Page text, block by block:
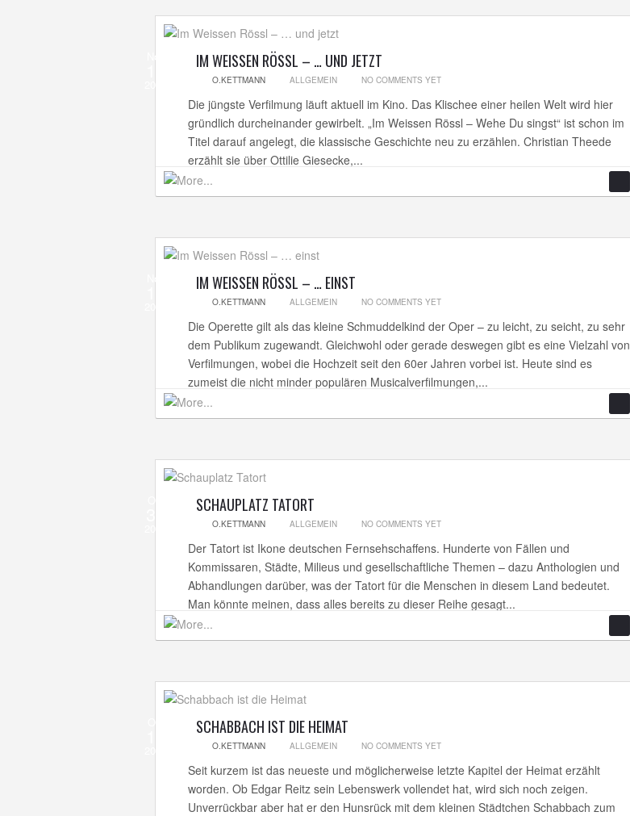
Nov IM WEISSEN RÖSSL – … UND JETZT
O.KETTMANN ALLGEMEIN NO COMMENTS YET
Die jüngste Verfilmung läuft aktuell im Kino. Das Klischee einer heilen Welt wird hier
gründlich durcheinander gewirbelt. „Im Weissen Rössl – Wehe Du singst“ ist schon im
Titel darauf angelegt, die klassische Geschichte neu zu erzählen. Christian Theede
erzählt sie über Ottilie Giesecke,...
Nov IM WEISSEN RÖSSL – … EINST
O.KETTMANN ALLGEMEIN NO COMMENTS YET
Die Operette gilt als das kleine Schmuddelkind der Oper – zu leicht, zu seicht, zu sehr
dem Publikum zugewandt. Gleichwohl oder gerade deswegen gibt es eine Vielzahl von
Verfilmungen, wobei die Hochzeit seit den 60er Jahren vorbei ist. Heute sind es
zumeist die nicht minder populären Musicalverfilmungen,...
SCHAUPLATZ TATORT
O.KETTMANN ALLGEMEIN NO COMMENTS YET
Der Tatort ist Ikone deutschen Fernsehschaffens. Hunderte von Fällen und
Kommissaren, Städte, Milieus und gesellschaftliche Themen – dazu Anthologien und
Abhandlungen darüber, was der Tatort für die Menschen in diesem Land bedeutet.
Man könnte meinen, dass alles bereits zu dieser Reihe gesagt...
SCHABBACH IST DIE HEIMAT
O.KETTMANN ALLGEMEIN NO COMMENTS YET
Seit kurzem ist das neueste und möglicherweise letzte Kapitel der Heimat erzählt
worden. Ob Edgar Reitz sein Lebenswerk vollendet hat, wird sich noch zeigen.
Unverrückbar aber hat er den Hunsrück mit dem kleinen Städtchen Schabbach zum